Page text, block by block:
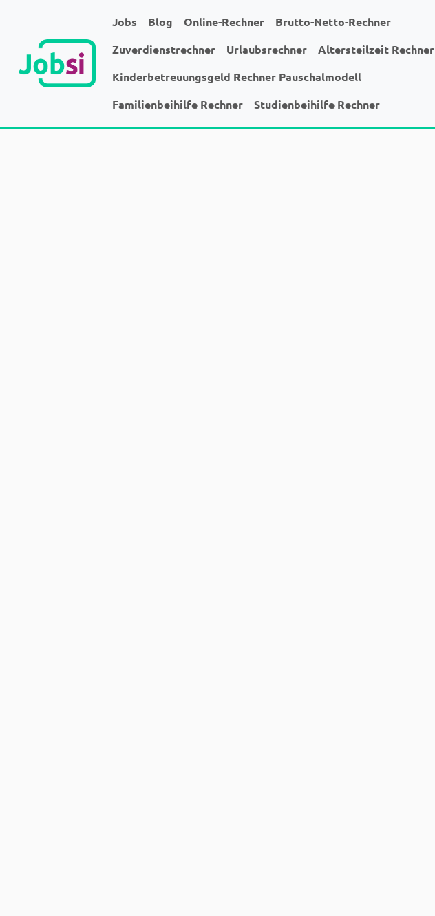
Jobs Blog Online-Rechner
Brutto-Netto-Rechner
Zuverdienstrechner
Urlaubsrechner
Altersteilzeit Rechner
Kinderbetreuungsgeld Rechner Pauschalmodell
Familienbeihilfe Rechner
Studienbeihilfe Rechner